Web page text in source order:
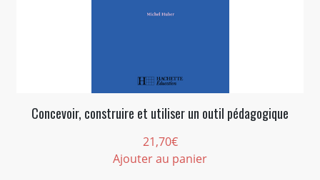
Concevoir, construire et utiliser un outil pédagogique
21,70€
Ajouter au panier